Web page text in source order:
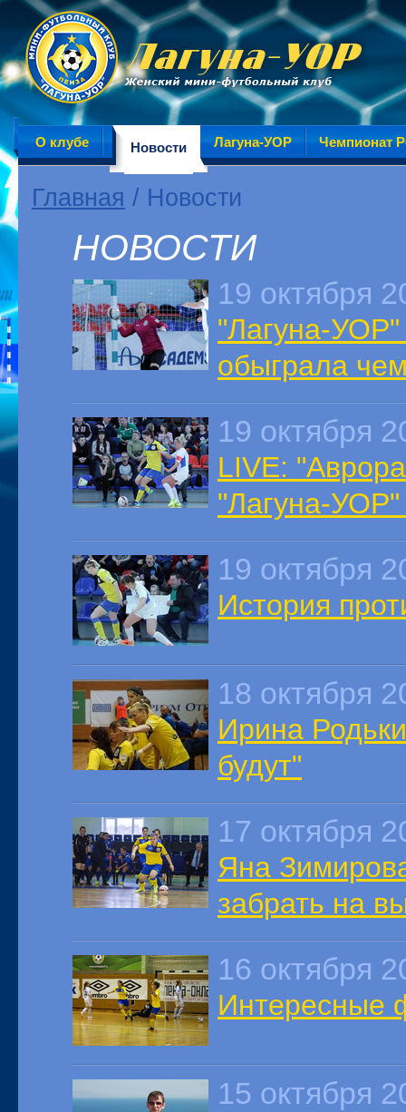
О клубе Новости Лагуна-УОР Чемпионат
Главная / Новости
НОВОСТИ
19 октября
"Лагуна-УОР"
обыграла
19 октября
LIVE:
"Лагуна-
19 октября
История
18 октября
Ирина
будут"
17 октября
Яна
забрать на
16 октября
Интересные
15 октября